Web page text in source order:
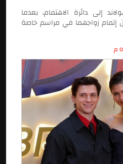
إلى دائرة الاهتمام، بعدما
عن إتمام زواجهما في مراسم خاصة